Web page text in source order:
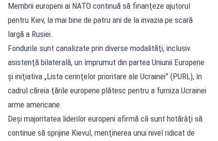
Membrii europeni ai NATO continuă să finanţeze ajutorul
pentru Kiev, la mai bine de patru ani de la invazia pe scară
largă a Rusiei.
Fondurile sunt canalizate prin diverse modalităţi, inclusiv
asistenţă bilaterală, un împrumut din partea Uniunii Europene
şi iniţiativa „Lista cerinţelor prioritare ale Ucrainei” (PURL), în
cadrul căreia ţările europene plătesc pentru a furniza Ucrainei
arme americane.
Deşi majoritatea liderilor europeni afirmă că sunt hotărâţi să
continue să sprijine Kievul, menţinerea unui nivel ridicat de